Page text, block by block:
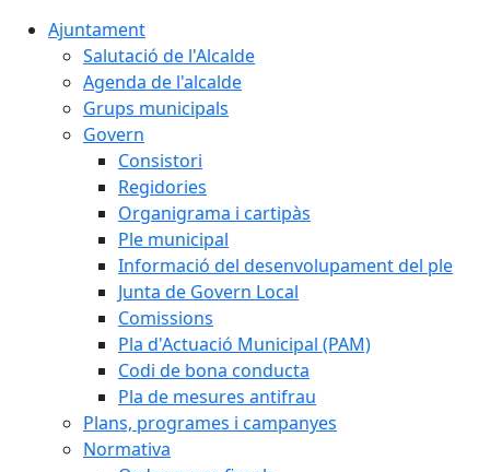
Ajuntament
Salutació de l'Alcalde
Agenda de l'alcalde
Grups municipals
Govern
Consistori
Regidories
Organigrama i cartipàs
Ple municipal
Informació del desenvolupament del ple
Junta de Govern Local
Comissions
Pla d'Actuació Municipal (PAM)
Codi de bona conducta
Pla de mesures antifrau
Plans, programes i campanyes
Normativa